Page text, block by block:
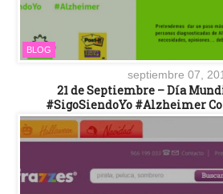
BLOG
septiembre 07,
21 de Septiembre – Día
#SigoSiendoYo #Alzheimer